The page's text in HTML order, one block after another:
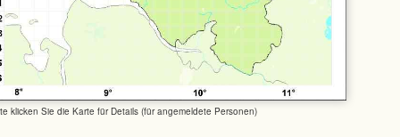
klicken Sie die Karte für Details (für angemeldete Personen)